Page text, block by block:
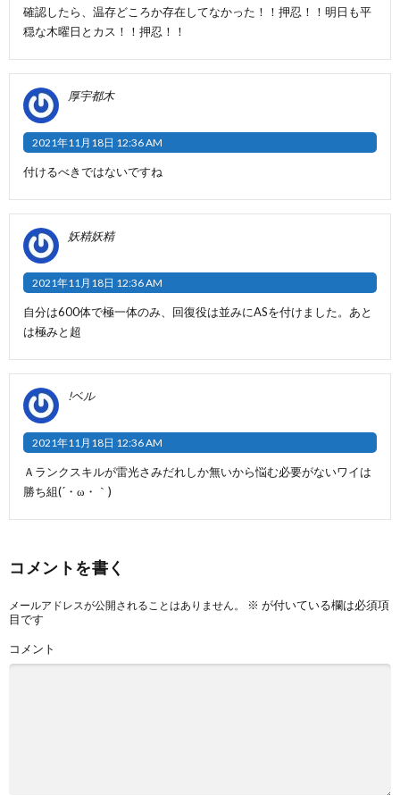
確認したら、温存どころか存在してなかった！！押忍！！明日も平
穏な木曜日とカス！！押忍！！
厚宇都木
2021年11月18日 12:36 AM
付けるべきではないですね
妖精妖精
2021年11月18日 12:36 AM
自分は600体で極一体のみ、回復役は並みにASを付けました。あと
は極みと超
!ベル
2021年11月18日 12:36 AM
Ａランクスキルが雷光さみだれしか無いから悩む必要がないワイは
勝ち組(´・ω・｀)
コメントを書く
メールアドレスが公開されることはありません。 ※ が付いている欄は必須項
目です
コメント